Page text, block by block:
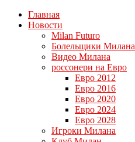
Главная
Новости
Milan Futuro
Болельщики Милана
Видео Милана
россонери на Евро
Евро 2012
Евро 2016
Евро 2020
Евро 2024
Евро 2028
Игроки Милана